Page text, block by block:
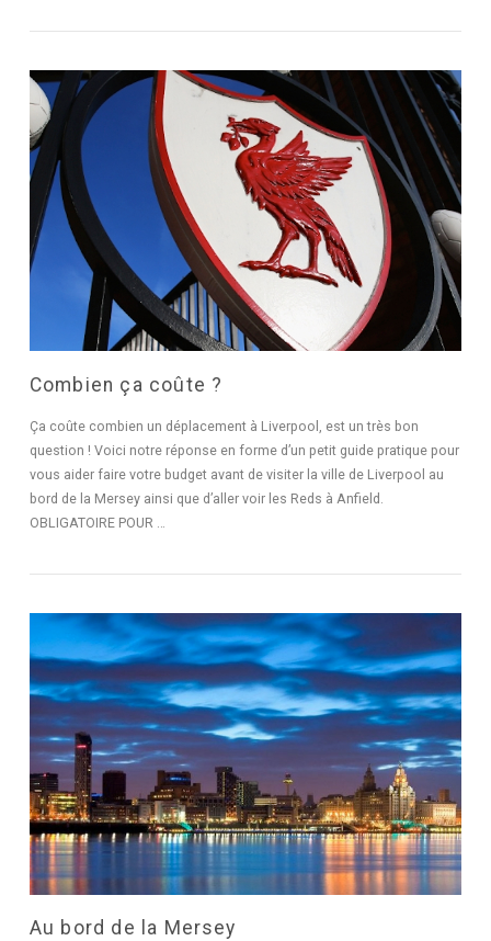
LIRE L'ARTICLE
Combien ça coûte ?
Ça coûte combien un déplacement à Liverpool, est un très bon
question ! Voici notre réponse en forme d’un petit guide pratique pour
vous aider faire votre budget avant de visiter la ville de Liverpool au
bord de la Mersey ainsi que d’aller voir les Reds à Anfield.
OBLIGATOIRE POUR …
Au bord de la Mersey